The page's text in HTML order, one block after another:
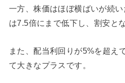
一方、株価はほぼ横ばいが続
は7.5倍にまで低下し、割安と
また、配当利回りが5%を超え
て大きなプラスです。